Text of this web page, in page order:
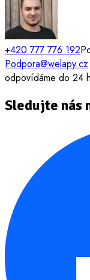
+420 777 776 192
Podpora@welapy.cz
odpovídáme do 24
Sledujte nás